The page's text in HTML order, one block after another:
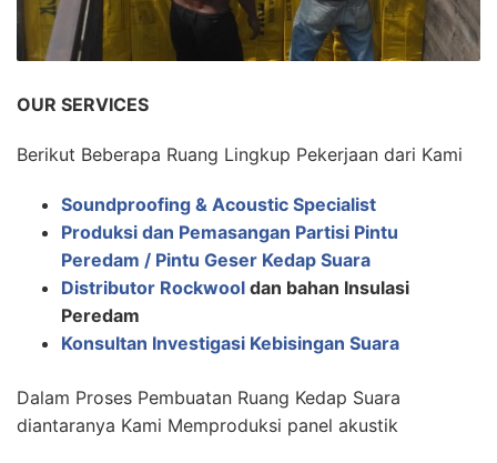
OUR SERVICES
Berikut Beberapa Ruang Lingkup Pekerjaan dari Kami
Soundproofing & Acoustic Specialist
Produksi dan Pemasangan Partisi Pintu
Peredam / Pintu Geser Kedap Suara
Distributor Rockwool dan bahan Insulasi
Peredam
Konsultan Investigasi Kebisingan Suara
Dalam Proses Pembuatan Ruang Kedap Suara
diantaranya Kami Memproduksi panel akustik